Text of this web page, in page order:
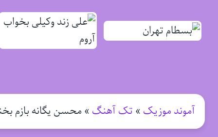
آموند موزیک » تک آهنگ » محسن یگانه بازم